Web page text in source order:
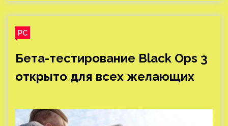
PC
Бета-тестирование Black Ops 3
открыто для всех желающих